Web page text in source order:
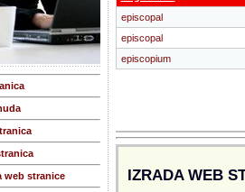
web stranice
episcopal
episcopal
episcopium
IZRADA WEB